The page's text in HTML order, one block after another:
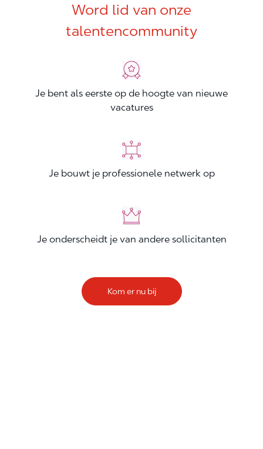
Word lid van onze
talentencommunity
Je bent als eerste op de hoogte van nieuwe
vacatures
Je bouwt je professionele netwerk op
Je onderscheidt je van andere sollicitanten
Kom er nu bij